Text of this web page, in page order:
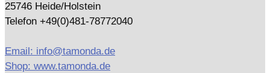
25746 Heide/Holstein
Telefon +49(0)481-78772040
Email: info@tamonda.de
Shop: www.tamonda.de